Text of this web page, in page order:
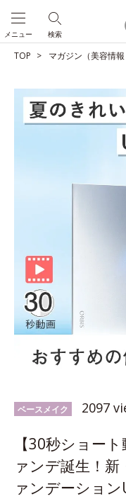
検索
メニュー
TOP マガジン（美容情報
ベースメイク 2097
【30秒ショー
ァンデ誕生！
ァンデーショ